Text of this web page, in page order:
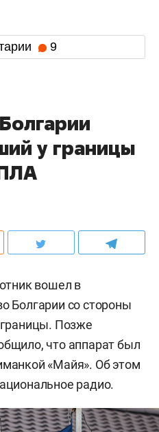
9
у границы
вошел в
Болгарии со стороны
Позже
что аппарат был
«Майя». Об этом
радио.